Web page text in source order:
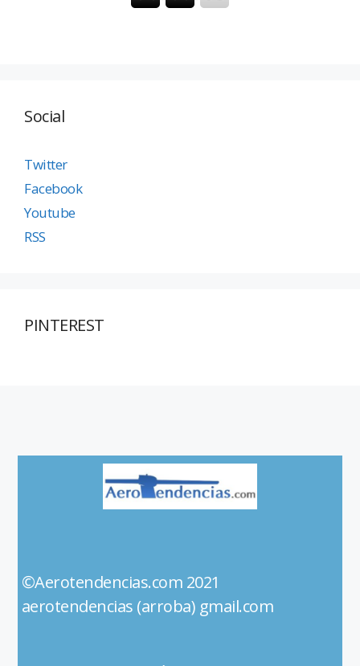
Social
Twitter
Facebook
Youtube
RSS
PINTEREST
©Aerotendencias.com 2021
aerotendencias (arroba) gmail.com